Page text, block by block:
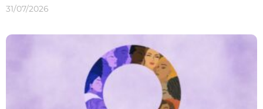
31/07/2026